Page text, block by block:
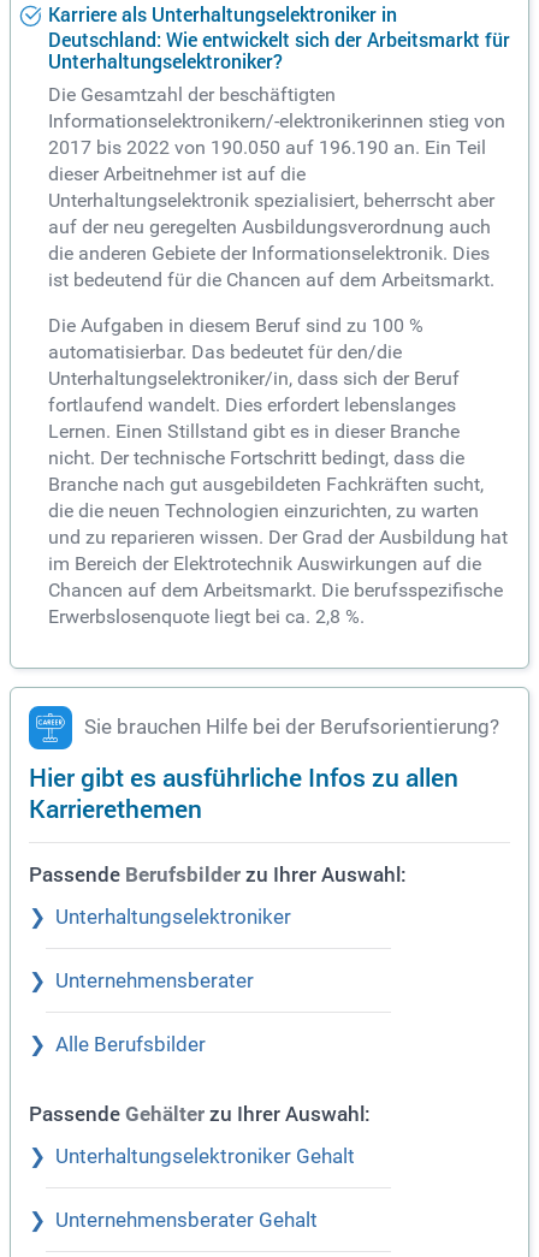
Karriere als Unterhaltungselektroniker in
Deutschland: Wie entwickelt sich der Arbeitsmarkt für
Unterhaltungselektroniker?
Die Gesamtzahl der beschäftigten
Informationselektronikern/-elektronikerinnen stieg von
2017 bis 2022 von 190.050 auf 196.190 an. Ein Teil
dieser Arbeitnehmer ist auf die
Unterhaltungselektronik spezialisiert, beherrscht aber
auf der neu geregelten Ausbildungsverordnung auch
die anderen Gebiete der Informationselektronik. Dies
ist bedeutend für die Chancen auf dem Arbeitsmarkt.
Die Aufgaben in diesem Beruf sind zu 100 %
automatisierbar. Das bedeutet für den/die
Unterhaltungselektroniker/in, dass sich der Beruf
fortlaufend wandelt. Dies erfordert lebenslanges
Lernen. Einen Stillstand gibt es in dieser Branche
nicht. Der technische Fortschritt bedingt, dass die
Branche nach gut ausgebildeten Fachkräften sucht,
die die neuen Technologien einzurichten, zu warten
und zu reparieren wissen. Der Grad der Ausbildung hat
im Bereich der Elektrotechnik Auswirkungen auf die
Chancen auf dem Arbeitsmarkt. Die berufsspezifische
Erwerbslosenquote liegt bei ca. 2,8 %.
Sie brauchen Hilfe bei der Berufsorientierung?
Hier gibt es ausführliche Infos zu allen
Karrierethemen
Passende Berufsbilder zu Ihrer Auswahl:
Unterhaltungselektroniker
Unternehmensberater
Alle Berufsbilder
Passende Gehälter zu Ihrer Auswahl:
Unterhaltungselektroniker Gehalt
Unternehmensberater Gehalt